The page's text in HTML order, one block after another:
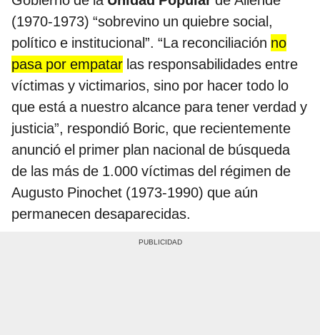
(1970-1973) “sobrevino un quiebre social,
político e institucional”. “La reconciliación no
pasa por empatar las responsabilidades entre
víctimas y victimarios, sino por hacer todo lo
que está a nuestro alcance para tener verdad y
justicia”, respondió Boric, que recientemente
anunció el primer plan nacional de búsqueda
de las más de 1.000 víctimas del régimen de
Augusto Pinochet (1973-1990) que aún
permanecen desaparecidas.